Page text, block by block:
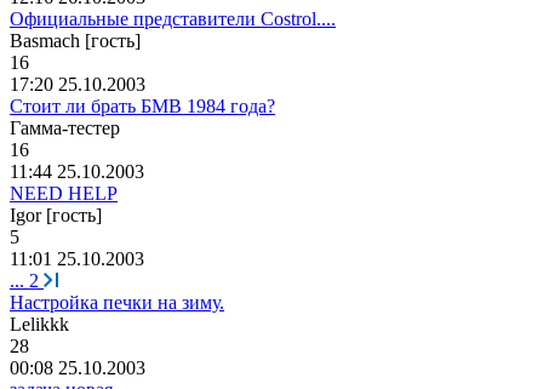
Официальные представители Costrol....
Basmach [гость]
16
17:20 25.10.2003
Стоит ли брать БМВ 1984 года?
Гамма-тестер
16
11:44 25.10.2003
NEED HELP
Igor [гость]
5
11:01 25.10.2003
... 2
Настройка печки на зиму.
Lelikkk
28
00:08 25.10.2003